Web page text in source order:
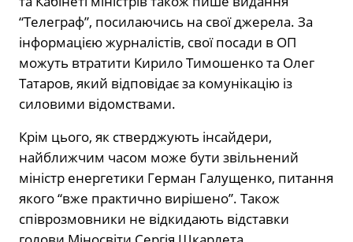
“Телеграф”, посилаючись на свої джерела. За
інформацією журналістів, свої посади в ОП
можуть втратити Кирило Тимошенко та Олег
Татаров, який відповідає за комунікацію із
силовими відомствами.
Крім цього, як стверджують інсайдери,
найближчим часом може бути звільнений
міністр енергетики Герман Галущенко, питання
якого “вже практично вирішено”. Також
співрозмовники не відкидають відставки